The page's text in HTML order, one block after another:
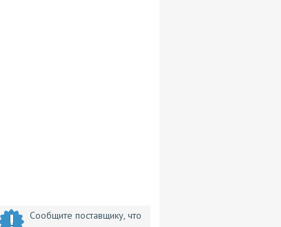
Сообщите поставщику, что